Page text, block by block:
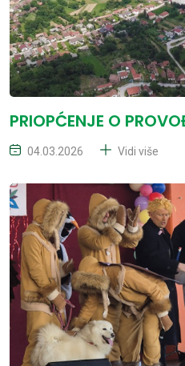
PRIOPĆENJE O
04.03.2026 Vidi više